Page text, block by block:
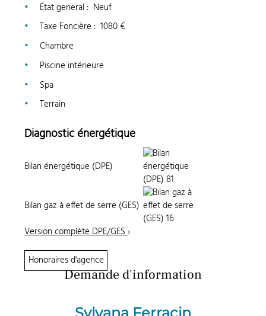
État general: Neuf
Taxe Foncière : 1080 €
Chambre
Piscine intérieure
Spa
Terrain
Diagnostic énergétique
Bilan énergétique (DPE)
Bilan gaz à effet de serre (GES)
Version complète DPE/GES›
Honoraires d'agence
Demande d'information
Sylvana Ferracin